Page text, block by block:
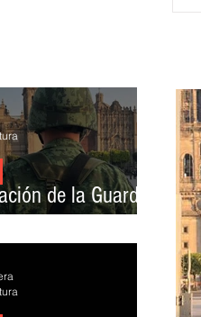
nuevo
de la Guardia